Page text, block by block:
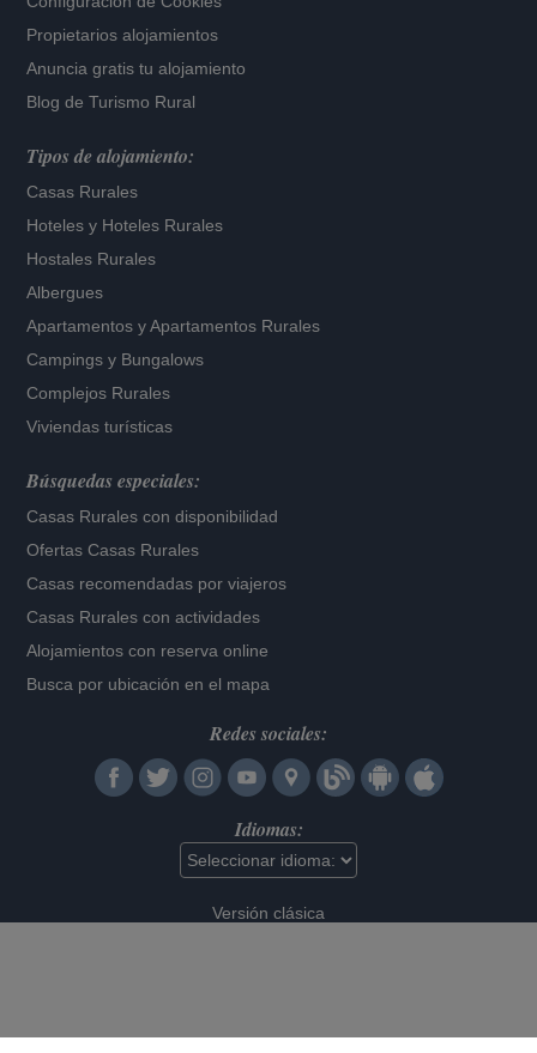
Propietarios alojamientos
Anuncia gratis tu alojamiento
Blog de Turismo Rural
Tipos de alojamiento:
Casas Rurales
Hoteles y Hoteles Rurales
Hostales Rurales
Albergues
Apartamentos yApartamentos Rurales
Campings y Bungalows
Complejos Rurales
Viviendas turísticas
Búsquedas especiales:
Casas Rurales con disponibilidad
Ofertas Casas Rurales
Casas recomendadas por viajeros
Casas Rurales con actividades
Alojamientos con reserva online
Busca por ubicación en el mapa
Redes sociales:
Idiomas:
Versión clásica